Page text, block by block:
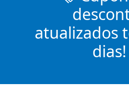
atualizados
dias!